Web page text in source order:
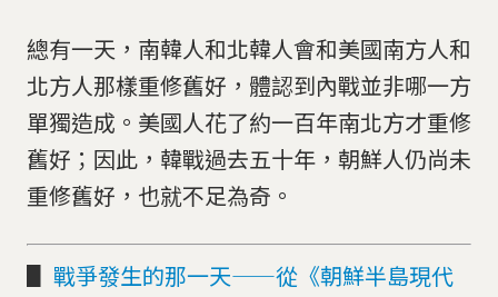
總有一天，南韓人和北韓人會和美國南方人和
北方人那樣重修舊好，體認到內戰並非哪一方
單獨造成。美國人花了約一百年南北方才重修
舊好；因此，韓戰過去五十年，朝鮮人仍尚未
重修舊好，也就不足為奇。
▋ 戰爭發生的那一天——從《朝鮮半島現代